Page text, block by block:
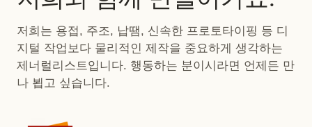
저희는 용접, 주조, 납땜, 신속한 프로토타이핑 등 디
지털 작업보다 물리적인 제작을 중요하게 생각하는
제너럴리스트입니다. 행동하는 분이시라면 언제든 만
나 뵙고 싶습니다.